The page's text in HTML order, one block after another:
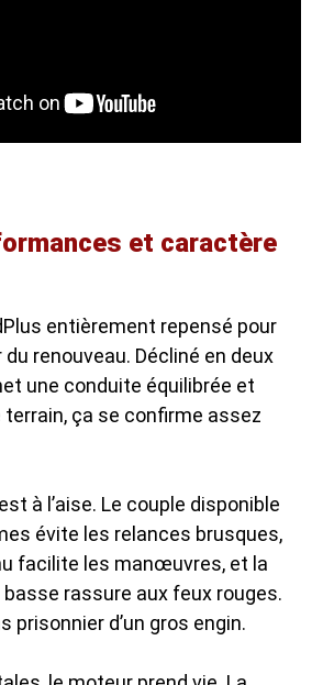
et caractère
entièrement repensé pour
renouveau. Décliné en deux
une conduite équilibrée et
terrain, ça se confirme assez
à l’aise. Le couple disponible
évite les relances brusques,
facilite les manœuvres, et la
basse rassure aux feux rouges.
prisonnier d’un gros engin.